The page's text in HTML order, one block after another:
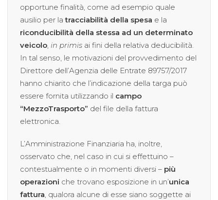
opportune finalità, come ad esempio quale
ausilio per latracciabilità della spesa e la
riconducibilità della stessa ad un determinato
veicolo in primis ai fini della relativa deducibilità.
In tal senso, le motivazioni del provvedimento del
Direttore dell’Agenzia delle Entrate 89757/2017
hanno chiarito che l’indicazione della targa può
essere fornita utilizzando il campo
“MezzoTrasporto” del file della fattura
elettronica.
L’Amministrazione Finanziaria ha, inoltre,
osservato che, nel caso in cui si effettuino –
contestualmente o in momenti diversi – più
operazioni che trovano esposizione in un’unica
fattura , qualora alcune di esse siano soggette ai